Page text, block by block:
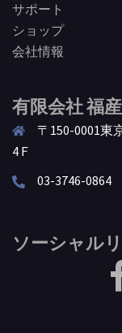
サポート
ショップ
会社情報
有限会社 福
〒150-0001東
4Ｆ
03-3746-0864
ソーシャル